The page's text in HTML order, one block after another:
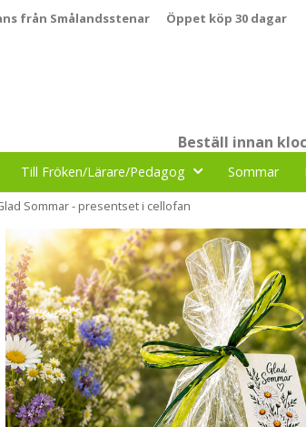
från Smålandsstenar Öppet köp 30 dagar
Beställ innan
Till Fröken/Lärare/Pedagog Sommar
Sommar - presentset i cellofan